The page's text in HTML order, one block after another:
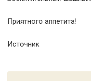
Приятного аппетита!
Источник